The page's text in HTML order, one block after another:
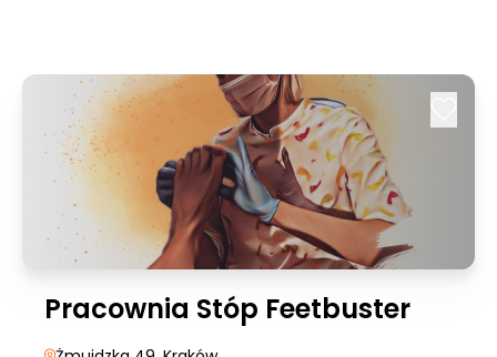
Pracownia Stóp Feetbuster